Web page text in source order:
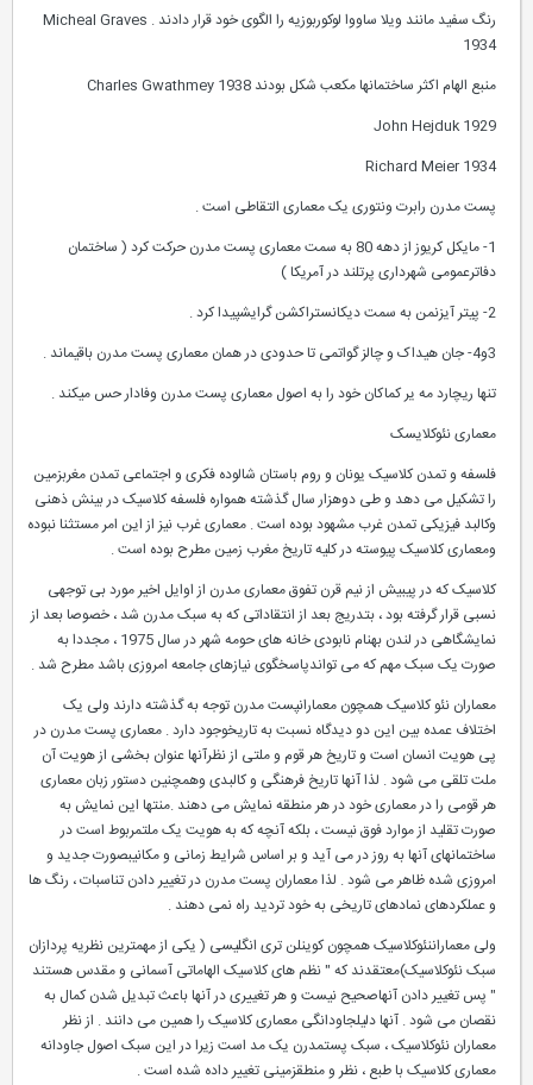
رنگ سفید مانند ویلا ساووا لوکوربوزیه را الگوی خود قرار دادند . Micheal Graves
1934
منبع الهام اکثر ساختمانها مکعب شکل بودند Charles Gwathmey 1938
John Hejduk 1929
Richard Meier 1934
پست مدرن رابرت ونتوری یک معماری التقاطی است .
1- مایکل کریوز از دهه 80 به سمت معماری پست مدرن حرکت کرد ( ساختمان
دفاترعمومی شهرداری پرتلند در آمریکا )
تنها ریچارد مه یر کماکان خود را به اصول معماری پست مدرن وفادار حس میکند .
معماری نئوکلایسک
فلسفه و تمدن کلاسیک یونان و روم باستان شالوده فکری و اجتماعی تمدن مغربزمین
را تشکیل می دهد و طی دوهزار سال گذشته همواره فلسفه کلاسیک در بینش ذهنی
وکالبد فیزیکی تمدن غرب مشهود بوده است . معماری غرب نیز از این امر مستثنا نبوده
ومعماری کلاسیک پیوسته در کلیه تاریخ مغرب زمین مطرح بوده است .
کلاسیک که در پیبیش از نیم قرن تفوق معماری مدرن از اوایل اخیر مورد بی توجهی
نسبی قرار گرفته بود ، بتدریج بعد از انتقاداتی که به سبک مدرن شد ، خصوصا بعد از
نمایشگاهی در لندن بهنام نابودی خانه های حومه شهر در سال 1975 ، مجددا به
صورت یک سبک مهم که می تواندپاسخگوی نیازهای جامعه امروزی باشد مطرح شد .
معماران نئو کلاسیک همچون معمارانپست مدرن توجه به گذشته دارند ولی یک
اختلاف عمده بین این دو دیدگاه نسبت به تاریخوجود دارد . معماری پست مدرن در
پی هویت انسان است و تاریخ هر قوم و ملتی از نظرآنها عنوان بخشی از هویت آن
ملت تلقی می شود . لذا آنها تاریخ فرهنگی و کالبدی وهمچنین دستور زبان معماری
هر قومی را در معماری خود در هر منطقه نمایش می دهند .منتها این نمایش به
صورت تقلید از موارد فوق نیست ، بلکه آنچه که به هویت یک ملتمربوط است در
ساختمانهای آنها به روز در می آید و بر اساس شرایط زمانی و مکانیبصورت جدید و
امروزی شده ظاهر می شود . لذا معماران پست مدرن در تغییر دادن تناسبات ، رنگ ها
و عملکردهای نمادهای تاریخی به خود تردید راه نمی دهند .
ولی معماراننئوکلاسیک همچون کوینلن تری انگلیسی ( یکی از مهمترین نظریه پردازان
سبک نئوکلاسیک)معتقدند که " نظم های کلاسیک الهاماتی آسمانی و مقدس هستند
" پس تغییر دادن آنهاصحیح نیست و هر تغییری در آنها باعث تبدیل شدن کمال به
نقصان می شود . آنها دلیلجاودانگی معماری کلاسیک را همین می دانند . از نظر
معماران نئوکلاسیک ، سبک پستمدرن یک مد است زیرا در این سبک اصول جاودانه
معماری کلاسیک با طبع ، نظر و منطقزمینی تغییر داده شده است .